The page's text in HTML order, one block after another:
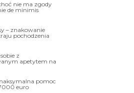
nie ma zgody
de minimis
– znakowanie
pochodzenia
z
apetytem na
pomoc
euro